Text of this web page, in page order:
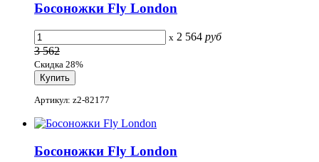
Босоножки Fly London
x 2 564 руб
3 562
Скидка 28%
Артикул: z2-82177
Босоножки Fly London